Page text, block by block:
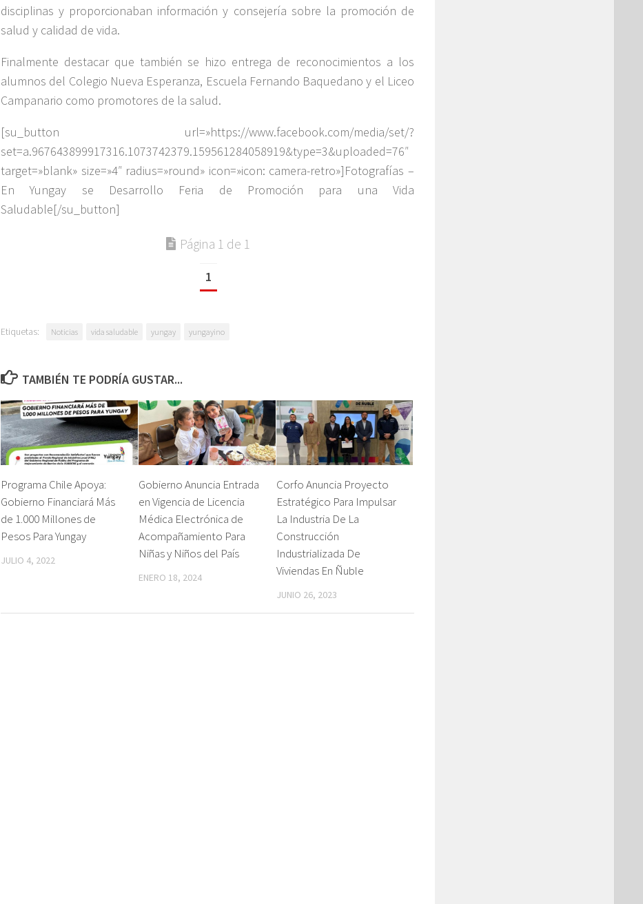
disciplinas y proporcionaban información y consejería sobre la promoción de
salud y calidad de vida.
Finalmente destacar que también se hizo entrega de reconocimientos a los
alumnos del Colegio Nueva Esperanza, Escuela Fernando Baquedano y el Liceo
Campanario como promotores de la salud.
[su_button url=»https://www.facebook.com/media/set/?
set=a.967643899917316.1073742379.159561284058919&type=3&uploaded=76″
target=»blank» size=»4″ radius=»round» icon=»icon: camera-retro»]Fotografías –
En Yungay se Desarrollo Feria de Promoción para una Vida
Saludable[/su_button]
Página 1 de 1
1
Etiquetas: Noticias vida saludable yungay yungayino
TAMBIÉN TE PODRÍA GUSTAR...
Programa Chile Apoya:
Gobierno Financiará Más
de 1.000 Millones de
Pesos Para Yungay
JULIO 4, 2022
Gobierno Anuncia Entrada
en Vigencia de Licencia
Médica Electrónica de
Acompañamiento Para
Niñas y Niños del País
ENERO 18, 2024
Corfo Anuncia Proyecto
Estratégico Para Impulsar
La Industria De La
Construcción
Industrializada De
Viviendas En Ñuble
JUNIO 26, 2023